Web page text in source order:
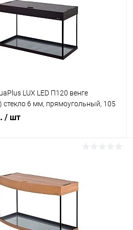
Сравнение
В наличии
LUX LED П120 венге
стекло 6 мм, прямоугольный, 105
/ шт
Сравнение